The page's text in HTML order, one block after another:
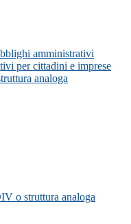
amministrativi
per cittadini e imprese
analoga
o struttura analoga